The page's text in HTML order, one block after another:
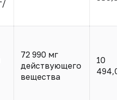
72 990 мг
действующего
вещества
10
494,00